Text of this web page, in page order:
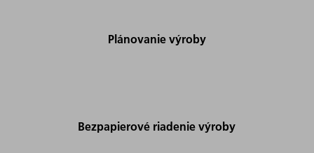
Plánovanie výroby
Bezpapierové riadenie výroby